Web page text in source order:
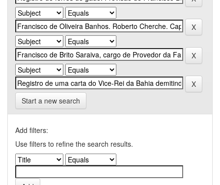
Start a new search
Add filters:
Use filters to refine the search results.